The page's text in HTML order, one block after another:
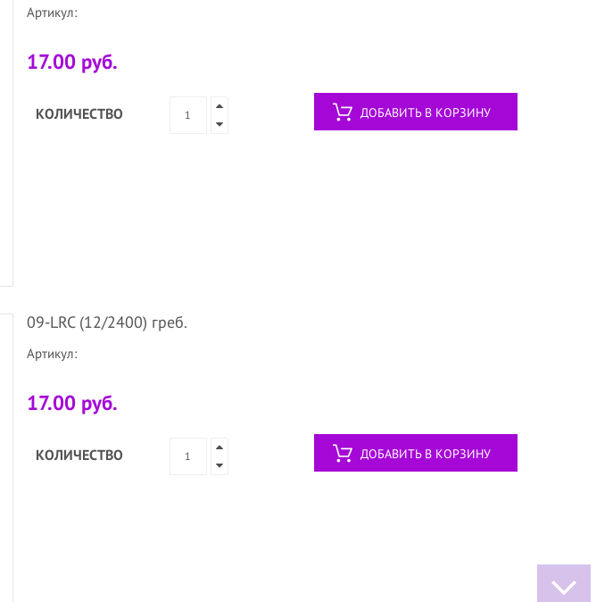
Артикул:
17.00 руб.
КОЛИЧЕСТВО ДОБАВИТЬ В КОРЗИНУ
09-LRC (12/2400) греб.
Артикул:
17.00 руб.
КОЛИЧЕСТВО ДОБАВИТЬ В КОРЗИНУ